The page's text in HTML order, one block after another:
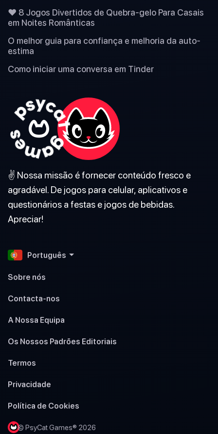
❤️ 8 Jogos Divertidos de Quebra-gelo Para Casais
em Noites Românticas
O melhor guia para confiança e melhoria da auto-
estima
Como iniciar uma conversa em Tinder
✌️ Nossa missão é fornecer conteúdo fresco e
agradável. De jogos para celular, aplicativos e
questionários a festas e jogos de bebidas.
Apreciar!
Português
Sobre nós
Contacta-nos
A Nossa Equipa
Os Nossos Padrões Editoriais
Termos
Privacidade
Política de Cookies
© PsyCat Games® 2026